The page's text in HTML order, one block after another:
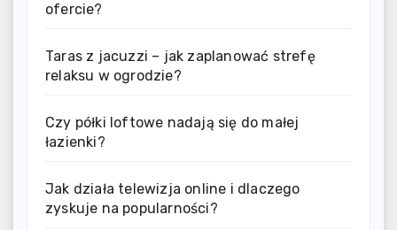
ofercie?
Taras z jacuzzi – jak zaplanować strefę
relaksu w ogrodzie?
Czy półki loftowe nadają się do małej
łazienki?
Jak działa telewizja online i dlaczego
zyskuje na popularności?